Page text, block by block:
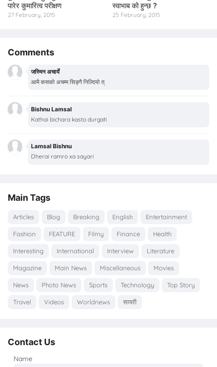
पारेर कुमारित्व परीक्षण
27 February, 2015
स्वाभाब को हुन्छ ?
25 February, 2015
Comments
जस्मिन अचार्ये
आमै कसको अचम्म सिङ्गै निल्दियो त्
Bishnu Lamsal
Kathai bichara kasto durgati
Lamsal Bishnu
Dherai ramro xa sayari
Main Tags
Articles Blog Breaking English Entertainment
Fashion FEATURE Filmy Finance Health
Interesting International Interview Literature
Magazine Main News Miscellaneous Movies
News Photo News Sports Technology Top Story
Travel Videos Worldnews सायरी
Contact Us
Name